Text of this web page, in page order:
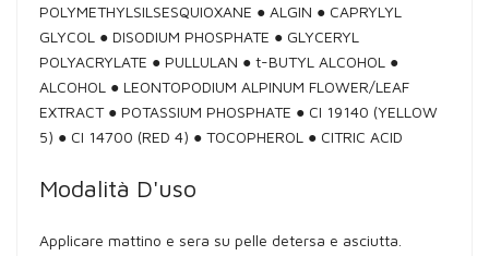
POLYMETHYLSILSESQUIOXANE ● ALGIN ● CAPRYLYL
GLYCOL ● DISODIUM PHOSPHATE ● GLYCERYL
POLYACRYLATE ● PULLULAN ● t-BUTYL ALCOHOL ●
ALCOHOL ● LEONTOPODIUM ALPINUM FLOWER/LEAF
EXTRACT ● POTASSIUM PHOSPHATE ● CI 19140 (YELLOW
5) ● CI 14700 (RED 4) ● TOCOPHEROL ● CITRIC ACID
Modalità D'uso
Applicare mattino e sera su pelle detersa e asciutta.